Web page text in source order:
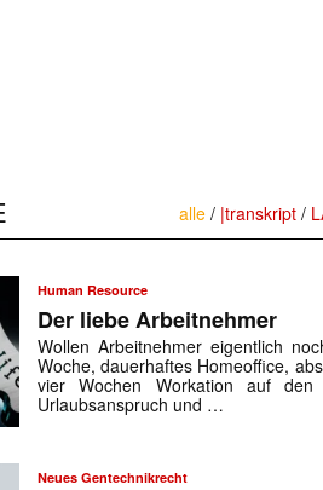
alle / |transkript /
Human Resource
Der liebe Arbeitnehmer
Wollen Arbeitnehmer eigentlich
Woche, dauerhaftes Homeoffice,
vier Wochen Workation auf den
Urlaubsanspruch und …
Neues Gentechnikrecht